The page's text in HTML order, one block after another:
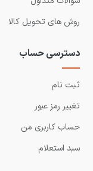
روش های تحویل کالا
دسترسی حساب
ثبت نام
تغییر رمز عبور
حساب کاربری من
سبد استعلام